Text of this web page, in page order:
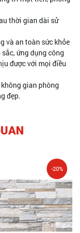
thời gian dài sử
và an toàn sức khỏe
ứng dụng công
được với mọi điều
gian phòng
đẹp.
-20%